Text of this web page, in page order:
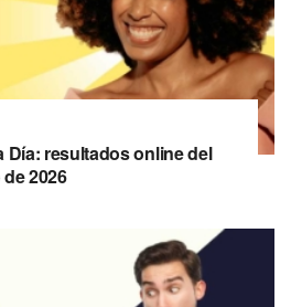
Día: resultados online del
2026